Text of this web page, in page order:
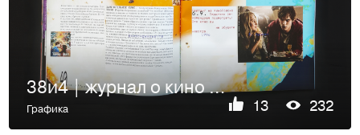
38и4 | журнал о кино категории Б
Графика 13 232